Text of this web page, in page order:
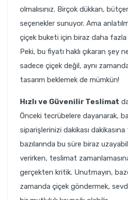
olmalısınız. Birçok dükkan,
seçenekler sunuyor. Ama
çiçek buketi için biraz daha fazla
Peki, bu fiyatı haklı çıkaran şey
sadece çiçek değil, aynı
tasarım beklemek de mümkün!
Hızlı ve Güvenilir Teslimat
Önceki tecrübelere dayanarak,
siparişlerinizi dakikası
bazılarında bu süre biraz
verirken, teslimat
gerçekten kritik. Unutmayın,
zamanda çiçek göndermek,